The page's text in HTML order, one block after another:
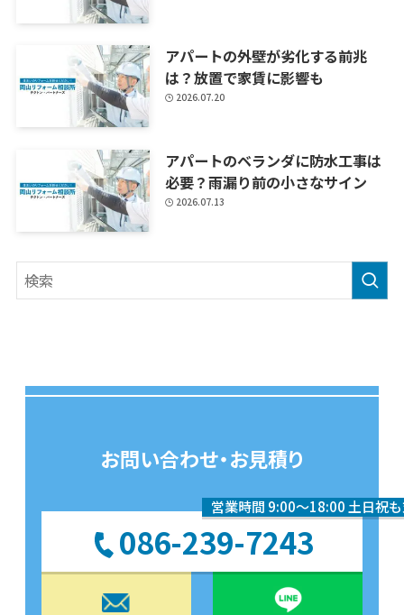
アパートの外壁が劣化する前兆
は？放置で家賃に影響も
2026.07.20
アパートのベランダに防水工事は
必要？雨漏り前の小さなサイン
2026.07.13
お問い合わせ・お見積り
営業時間 9:00〜18:00 土日祝
086-239-7243